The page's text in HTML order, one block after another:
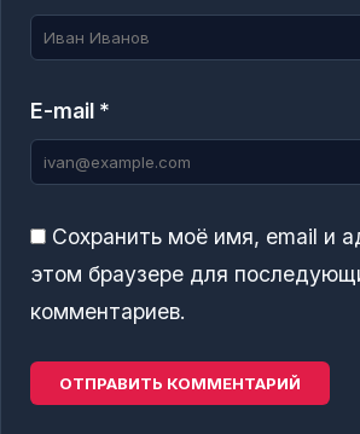
E-mail *
Сохранить моё имя, email и
этом браузере для
комментариев.